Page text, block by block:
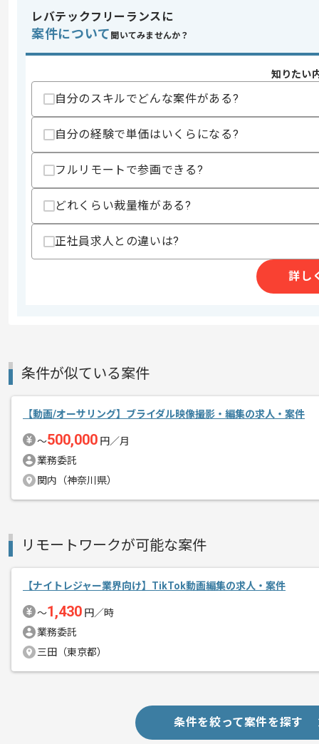
スキル
求めるスキル
・ゲームプロモーション動画の制作経験
歓迎スキル
スキルに不安がある方へ
上記に似た経験やスキルをお持ちであれば申
その他募集要項
募集人数
作業開始日
2025/08/01
Youtube配信やゲームPVを制作してい
レバテックフリーランスに
案件について 聞いてみませんか？
知りたい
自分のスキルでどんな案件がある?
自分の経験で単価はいくらになる?
フルリモートで参画できる?
どれくらい裁量権がある?
正社員求人との違いは?
詳し
条件が似ている案件
【動画/オーサリング】ブライダル映像撮影・編集の求人・案件
〜500,000 円／月
業務委託
関内（神奈川県）
リモートワークが可能な案件
【ナイトレジャー業界向け】TikTok動画編集の求人・案件
〜1,430 円／時
業務委託
三田（東京都）
条件を絞って案件を探す